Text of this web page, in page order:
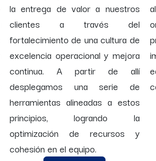
la entrega de valor a nuestros
clientes a través del
fortalecimiento de una cultura de
excelencia operacional y mejora
continua. A partir de allí
desplegamos una serie de
herramientas alineadas a estos
principios, logrando la
optimización de recursos y
cohesión en el equipo.